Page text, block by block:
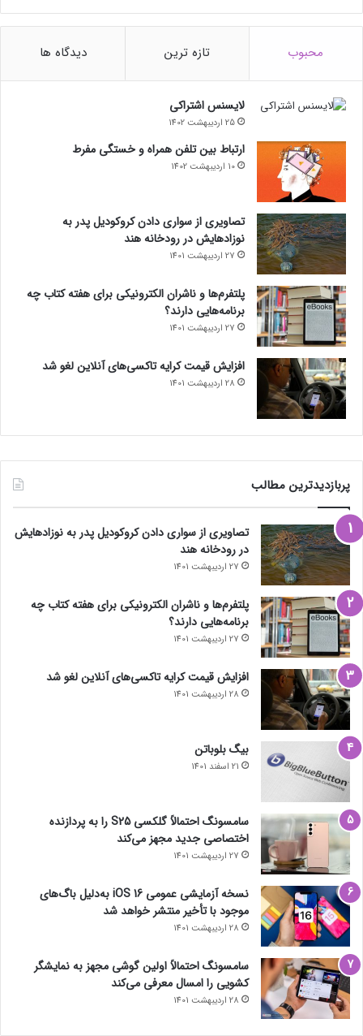
محبوب تازه ترین دیدگاه ها
لایسنس اشتراکی
25 اردیبهشت 1402
ارتباط بین تلفن همراه و خستگی مفرط
10 اردیبهشت 1402
تصاویری از سواری دادن کروکودیل پدر به
نوزادهایش در رودخانه هند
27 اردیبهشت 1401
پلتفرم‌ها و ناشران الکترونیکی برای هفته کتاب چه
برنامه‌هایی دارند؟
27 اردیبهشت 1401
افزایش قیمت کرایه تاکسی‌های آنلاین لغو شد
28 اردیبهشت 1401
پربازدیدترین مطالب
تصاویری از سواری دادن کروکودیل پدر به نوزادهایش
در رودخانه هند
27 اردیبهشت 1401
پلتفرم‌ها و ناشران الکترونیکی برای هفته کتاب چه
برنامه‌هایی دارند؟
27 اردیبهشت 1401
افزایش قیمت کرایه تاکسی‌های آنلاین لغو شد
28 اردیبهشت 1401
بیگ بلوباتن
21 اسفند 1401
سامسونگ احتمالاً گلکسی S25 را به پردازنده
اختصاصی جدید مجهز می‌کند
27 اردیبهشت 1401
نسخه آزمایشی عمومی iOS 16 به‌دلیل باگ‌های
موجود با تأخیر منتشر خواهد شد
28 اردیبهشت 1401
سامسونگ احتمالاً اولین گوشی مجهز به نمایشگر
کشویی را امسال معرفی می‌کند
28 اردیبهشت 1401